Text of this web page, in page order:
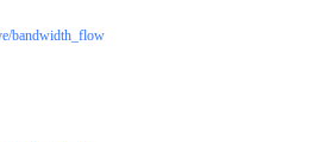
bandwidth_flow